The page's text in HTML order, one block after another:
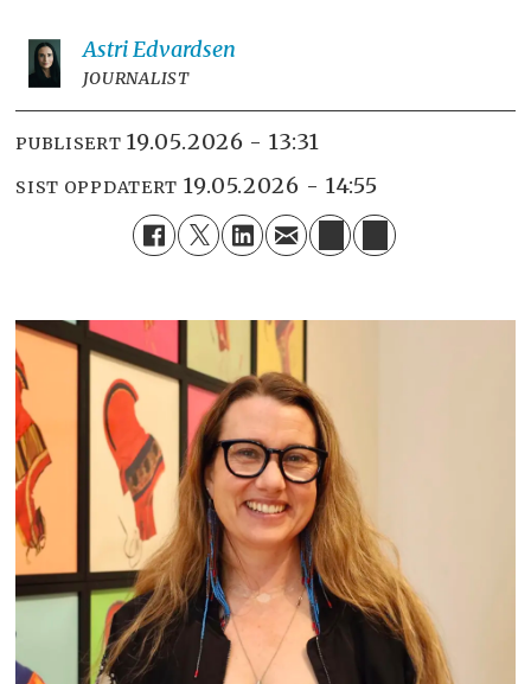
AstriEdvardsen
JOURNALIST
PUBLISERT 19.05.2026 - 13:31
SIST OPPDATERT 19.05.2026 - 14:55